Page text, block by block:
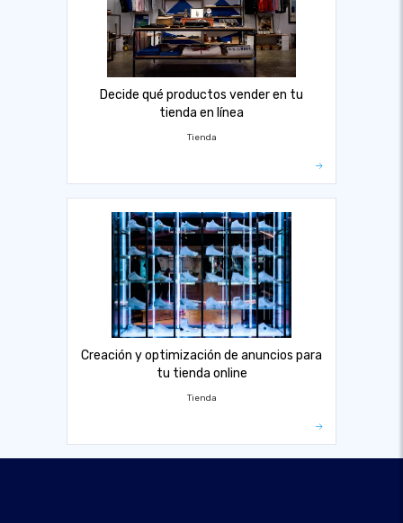
Decide qué productos vender en tu
tienda en línea
Tienda
Creación y optimización de anuncios para
tu tienda online
Tienda